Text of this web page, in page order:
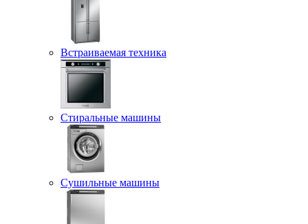
Встраиваемая техника
Стиральные машины
Сушильные машины